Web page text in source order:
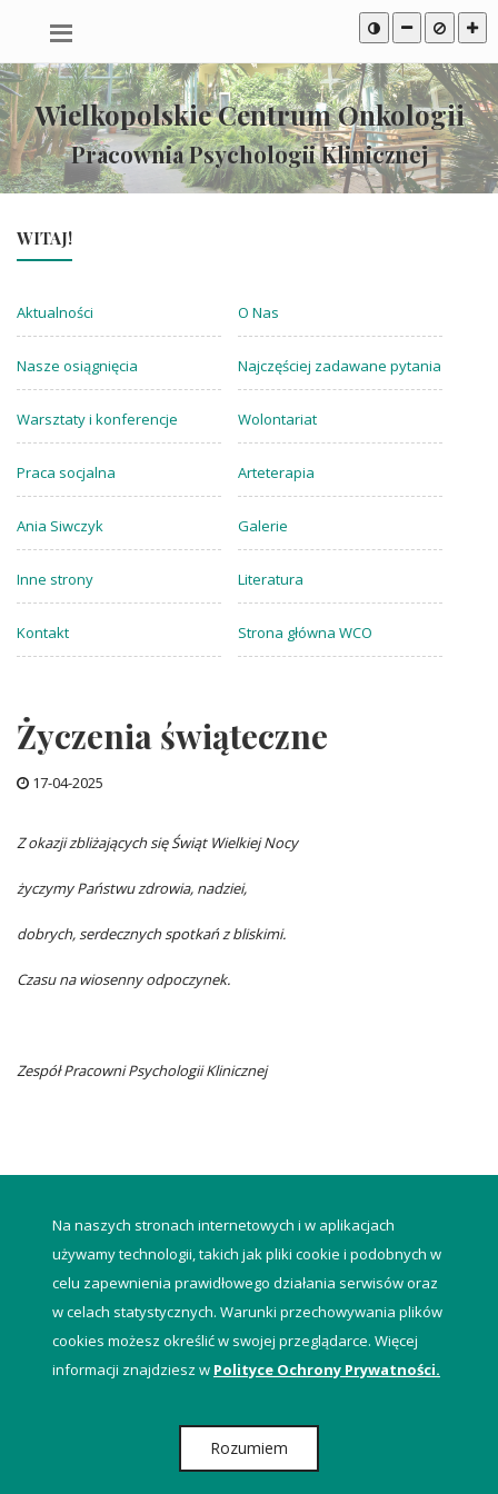
Przeskocz
do
treści
Mapa
serwisu
Przeskocz
do
stopki
Na naszych stronach internetowych i w aplikacjach
używamy technologii, takich jak pliki cookie i podobnych w
celu zapewnienia prawidłowego działania serwisów oraz
w celach statystycznych. Warunki przechowywania plików
cookies możesz określić w swojej przeglądarce. Więcej
informacji znajdziesz w Polityce Ochrony Prywatności.
Rozumiem
Wielkopolskie Centrum Onkologii
Pracownia Psychologii Klinicznej
WITAJ!
Aktualności O Nas
Nasze osiągnięcia Najczęściej zadawane pytania
Warsztaty i konferencje Wolontariat
Praca socjalna Arteterapia
Ania Siwczyk Galerie
Inne strony Literatura
Kontakt Strona główna WCO
Życzenia świąteczne
17-04-2025
Z okazji zbliżających się Świąt Wielkiej Nocy
życzymy Państwu zdrowia, nadziei,
dobrych, serdecznych spotkań z bliskimi.
Czasu na wiosenny odpoczynek.
Zespół Pracowni Psychologii Klinicznej
powrót do listy
Pracownia Psychologii Klinicznej
© Wielkopolskie Centrum Onkologii